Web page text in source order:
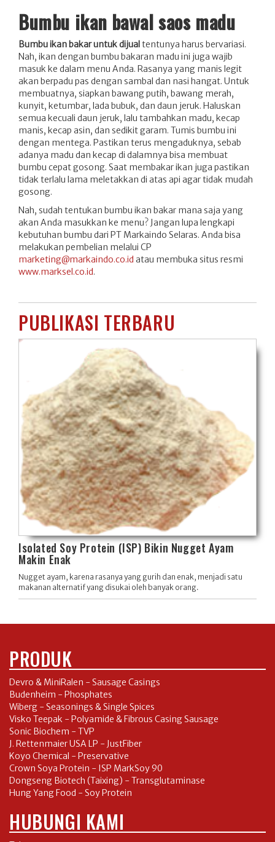
Bumbu ikan bawal saos madu
Bumbu ikan bakar untuk dijualtentunya harus bervariasi.
Nah, ikan dengan bumbu bakaran madu ini juga wajib
masuk ke dalam menu Anda. Rasanya yang manis legit
akan berpadu pas dengan sambal dan nasi hangat. Untuk
membuatnya, siapkan bawang putih, bawang merah,
kunyit, ketumbar, lada bubuk, dan daun jeruk. Haluskan
semua kecuali daun jeruk, lalu tambahkan madu, kecap
manis, kecap asin, dan sedikit garam. Tumis bumbu ini
dengan mentega. Pastikan terus mengaduknya, sebab
adanya madu dan kecap di dalamnya bisa membuat
bumbu cepat gosong. Saat membakar ikan juga pastikan
tidak terlalu lama meletakkan di atas api agar tidak mudah
gosong.
Nah, sudah tentukan bumbu ikan bakar mana saja yang
akan Anda masukkan ke menu? Jangan lupa lengkapi
kebutuhan bumbu dari PT Markaindo Selaras. Anda bisa
melakukan pembelian melalui CP
marketing@markaindo.co.id atau membuka situs resmi
www.marksel.co.id.
PUBLIKASI TERBARU
Isolated Soy Protein (ISP) Bikin Nugget Ayam
Makin Enak
Nugget ayam, karena rasanya yang gurih dan enak, menjadi satu
makanan alternatif yang disukai oleh banyak orang.
PRODUK
Devro & MiniRalen - Sausage Casings
Budenheim - Phosphates
Wiberg - Seasonings & Single Spices
Visko Teepak - Polyamide & Fibrous Casing Sausage
Sonic Biochem - TVP
J. Rettenmaier USA LP - JustFiber
Koyo Chemical - Preservative
Crown Soya Protein - ISP MarkSoy 90
Dongseng Biotech (Taixing) - Transglutaminase
Hung Yang Food - Soy Protein
HUBUNGI KAMI